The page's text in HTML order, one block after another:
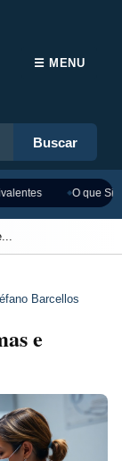
Buscar
☰ MENU
O que
Barcellos
e